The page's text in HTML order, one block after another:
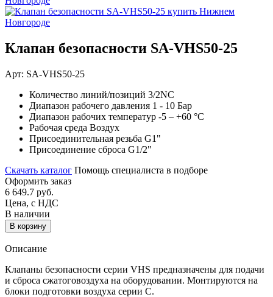
Клапан безопасности SA-VHS50-25
Арт: SA-VHS50-25
Количество линий/позиций 3/2NC
Диапазон рабочего давления 1 - 10 Бар
Диапазон рабочих температур -5 – +60 °C
Рабочая среда Воздух
Присоединительная резьба G1"
Присоединение сброса G1/2"
Скачать каталог Помощь специалиста в подборе
Оформить заказ
6 649.7 руб.
Цена, с НДС
В наличии
В корзину
Описание
Клапаны безопасности серии VHS предназначены для подачи
и сброса сжатоговоздуха на оборудовании. Монтируются на
блоки подготовки воздуха серии С.